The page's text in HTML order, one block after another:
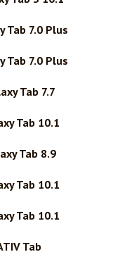
Tab 7.0 Plus
Tab 7.0 Plus
Tab 7.7
Tab 10.1
Tab 8.9
Tab 10.1
Tab 10.1
Tab